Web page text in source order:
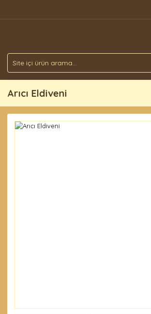
Arıcı Eldiveni